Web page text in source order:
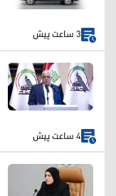
3 ساعت پیش
4 ساعت پیش